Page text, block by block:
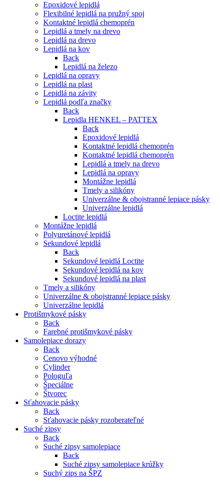
Epoxidové lepidlá
Flexibilné lepidlá na pružný spoj
Kontaktné lepidlá chemoprén
Lepidlá a tmely na drevo
Lepidlá na drevo
Lepidlá na kov
Back
Lepidlá na železo
Lepidlá na opravy
Lepidlá na plast
Lepidlá na závity
Lepidlá podľa značky
Back
Lepidla HENKEL – PATTEX
Back
Epoxidové lepidlá
Kontaktné lepidlá chemoprén
Kontaktné lepidlá chemoprén
Lepidlá a tmely na drevo
Lepidlá na opravy
Montážne lepidlá
Tmely a silikóny
Univerzálne & obojstranné lepiace pásky
Univerzálne lepidlá
Loctite lepidlá
Montážne lepidlá
Polyuretánové lepidlá
Sekundové lepidlá
Back
Sekundové lepidlá Loctite
Sekundové lepidlá na kov
Sekundové lepidlá na plast
Tmely a silikóny
Univerzálne & obojstranné lepiace pásky
Univerzálne lepidlá
Protišmykové pásky
Back
Farebné protišmykové pásky
Samolepiace dorazy
Back
Cenovo výhodné
Cylinder
Pologuľa
Špeciálne
Štvorec
Sťahovacie pásky
Back
Sťahovacie pásky rozoberateľné
Suché zipsy
Back
Suché zipsy samolepiace
Back
Suché zipsy samolepiace krúžky
Suchý zips na ŠPZ